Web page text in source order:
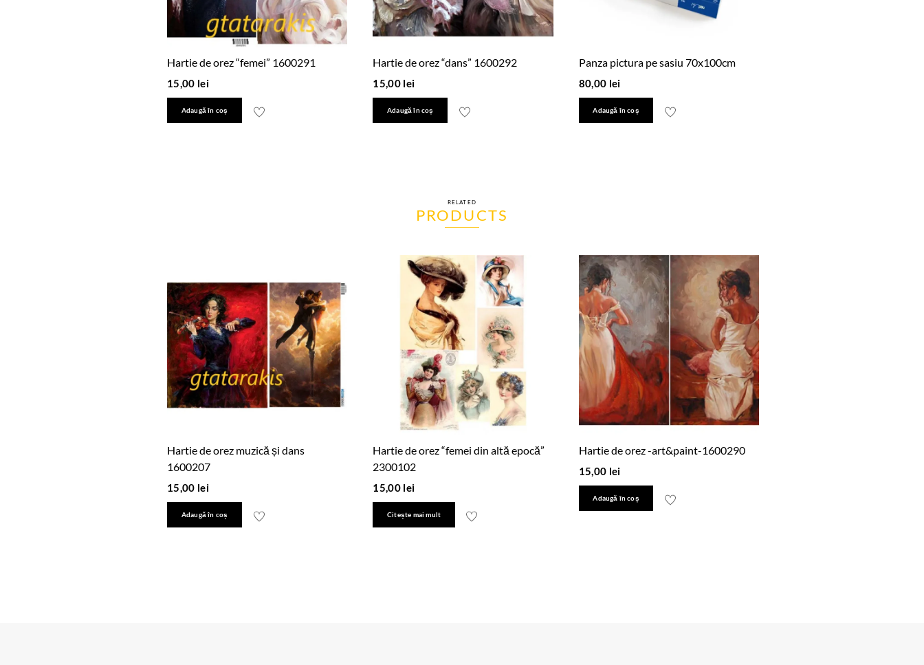
Hartie de orez “femei” 1600291
15,00 lei
Adaugă în coș
Hartie de orez “dans” 1600292
15,00 lei
Adaugă în coș
Panza pictura pe sasiu 70x100cm
80,00 lei
Adaugă în coș
RELATED
PRODUCTS
Hartie de orez muzică și dans
1600207
15,00 lei
Adaugă în coș
Hartie de orez “femei din altă epocă”
2300102
15,00 lei
Citește mai mult
Hartie de orez -art&paint-1600290
15,00 lei
Adaugă în coș